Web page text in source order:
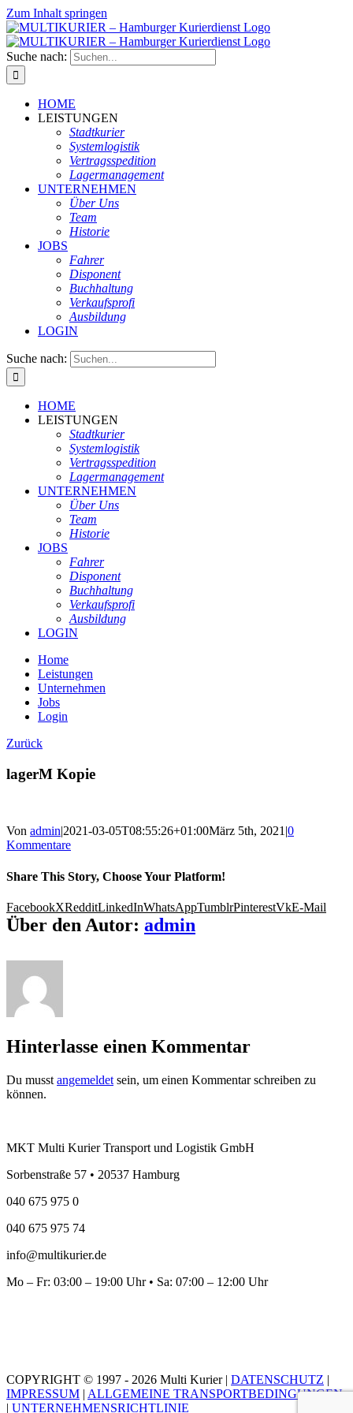
Zum Inhalt springen
Suche nach:
HOME
LEISTUNGEN
Stadtkurier
Systemlogistik
Vertragsspedition
Lagermanagement
UNTERNEHMEN
Über Uns
Team
Historie
JOBS
Fahrer
Disponent
Buchhaltung
Verkaufsprofi
Ausbildung
LOGIN
Suche nach:
HOME
LEISTUNGEN
Stadtkurier
Systemlogistik
Vertragsspedition
Lagermanagement
UNTERNEHMEN
Über Uns
Team
Historie
JOBS
Fahrer
Disponent
Buchhaltung
Verkaufsprofi
Ausbildung
LOGIN
Home
Leistungen
Unternehmen
Jobs
Login
Zurück
lagerM Kopie
Von admin|2021-03-05T08:55:26+01:00März 5th, 2021|0
Kommentare
Share This Story, Choose Your Platform!
FacebookXRedditLinkedInWhatsAppTumblrPinterestVkE-Mail
Über den Autor: admin
Hinterlasse einen Kommentar
Du musst angemeldet sein, um einen Kommentar schreiben zu
können.
MKT Multi Kurier Transport und Logistik GmbH
Sorbenstraße 57 • 20537 Hamburg
040 675 975 0
040 675 975 74
info@multikurier.de
Mo – Fr: 03:00 – 19:00 Uhr • Sa: 07:00 – 12:00 Uhr
COPYRIGHT © 1997 - 2026 Multi Kurier | DATENSCHUTZ |
IMPRESSUM | ALLGEMEINE TRANSPORTBEDINGUNGEN
| UNTERNEHMENSRICHTLINIE